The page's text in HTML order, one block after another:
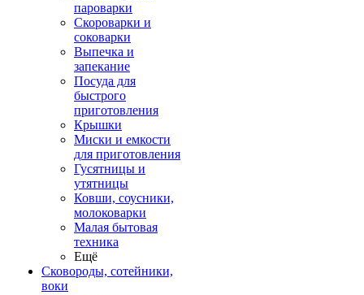
пароварки
Скороварки и
соковарки
Выпечка и
запекание
Посуда для
быстрого
приготовления
Крышки
Миски и емкости
для приготовления
Гусятницы и
утятницы
Ковши, соусники,
молоковарки
Малая бытовая
техника
Ещё
Сковороды, сотейники,
воки